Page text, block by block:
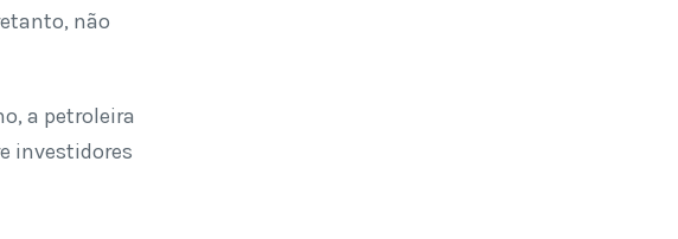
não
a petroleira
investidores